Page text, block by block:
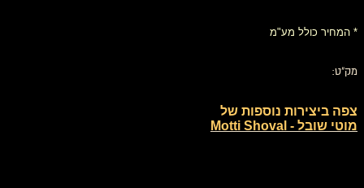
* המחיר כולל מע"מ
מק"ט:
צפה ביצירות נוספות של
מוטי שובל - Motti Shoval